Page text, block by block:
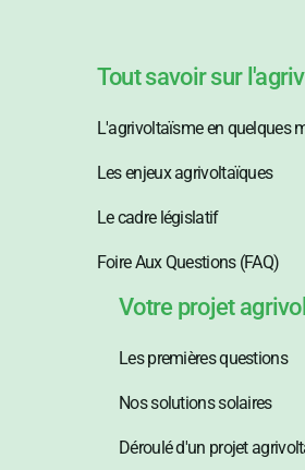
Tout savoir sur
L'agrivoltaïsme en quelques
Les enjeux agrivoltaïques
Le cadre législatif
Foire Aux Questions (FAQ)
Votre projet
Les premières questions
Nos solutions solaires
Déroulé d'un projet